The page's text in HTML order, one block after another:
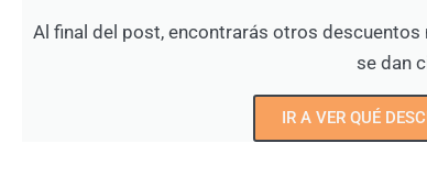
Al final del post, encontrarás otros
se dan
IR A VER QUÉ